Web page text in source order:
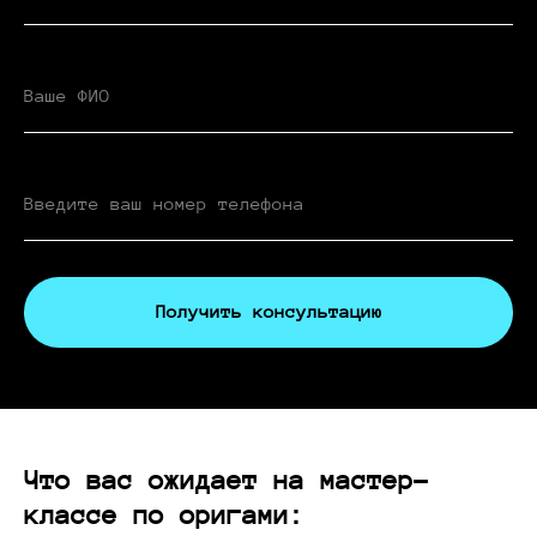
Получить консультацию
Что вас ожидает на мастер-
классе по оригами: